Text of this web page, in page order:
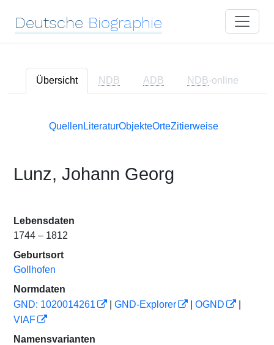
Deutsche Biographie
Übersicht NDB ADB NDB-online
Quellen LiteraturObjekteOrteZitierweise
Lunz, Johann Georg
Lebensdaten
1744 – 1812
Geburtsort
Gollhofen
Normdaten
GND: 1020014261
GND-Explorer OGND
VIAF
Namensvarianten